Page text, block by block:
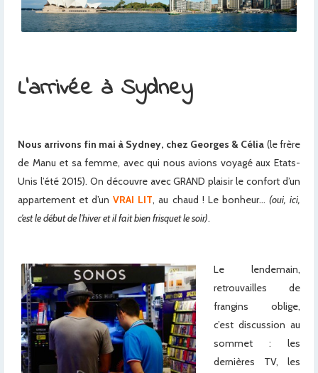
L’arrivée à Sydney
Nous arrivons fin mai à Sydney, chez Georges & Célia (le frère
de Manu et sa femme, avec qui nous avions voyagé aux Etats-
Unis l’été 2015). On découvre avec GRAND plaisir le confort d’un
appartement et d’unVRAI LIT, au chaud ! Le bonheur… (oui, ici,
c’est le début de l’hiver et il fait bien frisquet le soir).
Le lendemain,
retrouvailles de
frangins oblige,
c’est discussion au
sommet : les
dernières TV, les